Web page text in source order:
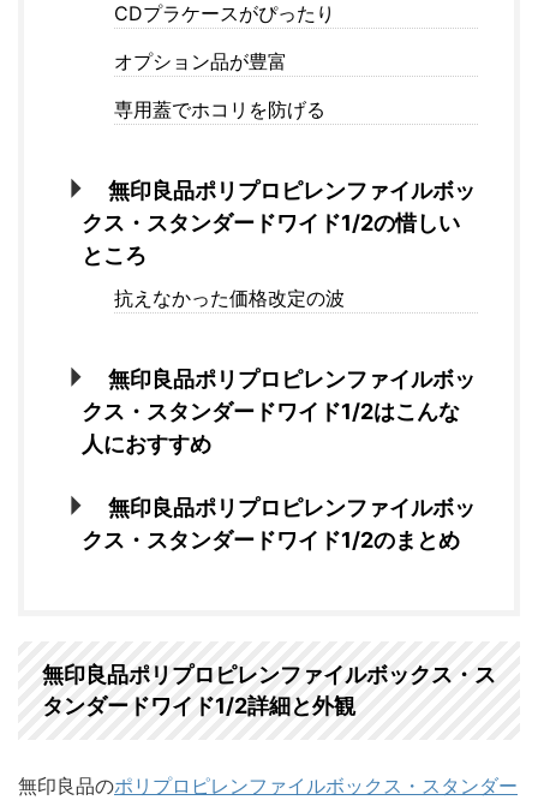
CDプラケースがぴったり
オプション品が豊富
専用蓋でホコリを防げる
無印良品ポリプロピレンファイルボッ
クス・スタンダードワイド1/2の惜しい
ところ
抗えなかった価格改定の波
無印良品ポリプロピレンファイルボッ
クス・スタンダードワイド1/2はこんな
人におすすめ
無印良品ポリプロピレンファイルボッ
クス・スタンダードワイド1/2のまとめ
無印良品ポリプロピレンファイルボックス・ス
タンダードワイド1/2詳細と外観
無印良品のポリプロピレンファイルボックス・スタンダー